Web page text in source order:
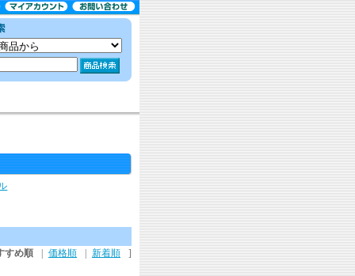
すめ順 価格順 新着順
]